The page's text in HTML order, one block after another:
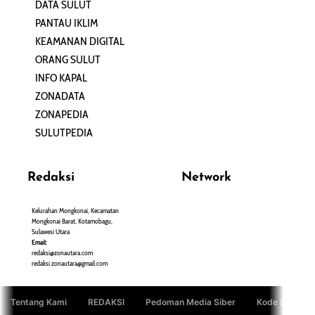
DATA SULUT
PANTAU IKLIM
KEAMANAN DIGITAL
ORANG SULUT
INFO KAPAL
ZONADATA
ZONAPEDIA
SULUTPEDIA
Redaksi
Kelurahan Mongkonai, Kecamatan
Mongkonai Barat, Kotamobagu,
Sulawesi Utara
Email:
redaksi@zonautara.com
redaksi.zonautara@gmail.com
Network
Tentang Kami REDAKSI Pedoman Media Siber Kode Etik